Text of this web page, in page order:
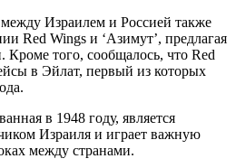
Израилем и Россией также
Red Wings и ‘Азимут’, предлагая
того, сообщалось, что Red
в Эйлат, первый из которых
в 1948 году, является
Израиля и играет важную
между странами.